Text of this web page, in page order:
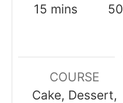
15minutes
mins
50
COURSE
Cake, Dessert,